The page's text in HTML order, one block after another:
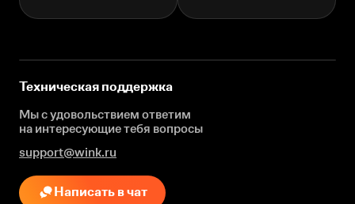
Техническая поддержка
Мы с удовольствием ответим
на интересующиетебя вопросы
support@wink.ru
Написать в чат